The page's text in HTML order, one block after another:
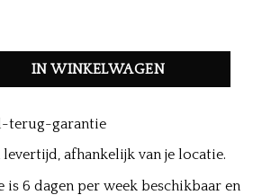
Poncho hoeveelheid
IN WINKELWAGEN
terug-garantie
levertijd, afhankelijk van je locatie.
is 6 dagen per week beschikbaar en